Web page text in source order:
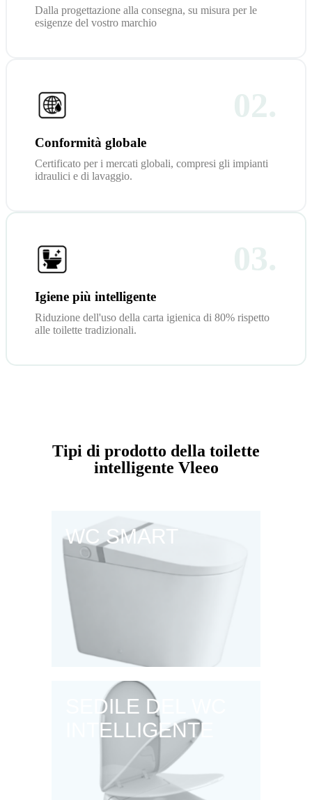
Dalla progettazione alla consegna, su misura per le
esigenze del vostro marchio
02.
Conformità globale
Certificato per i mercati globali, compresi gli impianti
idraulici e di lavaggio.
03.
Igiene più intelligente
Riduzione dell'uso della carta igienica di 80% rispetto
alle toilette tradizionali.
Tipi di prodotto della toilette
intelligente Vleeo
WC SMART
SEDILE DEL WC
INTELLIGENTE